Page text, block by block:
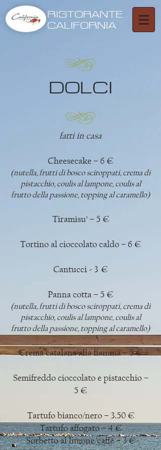
RISTORANTE
CALIFORNIA
DOLCI
fatti in casa
Cheesecake – 6 €
(nutella, frutti di bosco sciroppati, crema di
pistacchio, coulis al lampone, coulis al
frutto della passione, topping al caramello)
Tiramisu’ – 5 €
Tortino al cioccolato caldo – 6 €
Cantucci - 3 €
Panna cotta – 5 €
(nutella, frutti di bosco sciroppati, crema di
pistacchio, coulis al lampone, coulis al
frutto della passione, topping al caramello)
Crema catalana alla fiamma – 5 €
Semifreddo cioccolato e pistacchio –
5 €
Tartufo bianco/nero – 3.50 €
Tartufo affogato – 4 €
Sorbetto al limone/caffè – 3 €